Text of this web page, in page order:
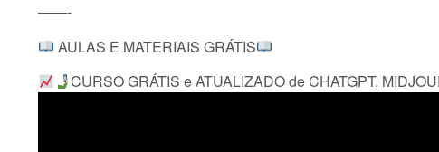
——-
AULAS E MATERIAIS GRÁTIS
CURSO GRÁTIS e ATUALIZADO de CHATGPT,